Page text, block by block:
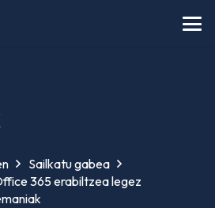
Sailkatu gabea
365 erabiltzea legez